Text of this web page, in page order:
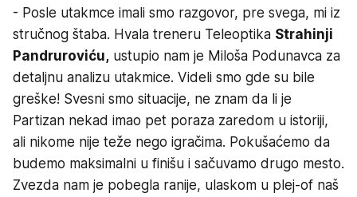
- Posle utakmce imali smo razgovor, pre svega, mi iz
stručnog štaba. Hvala treneru Teleoptika Strahinji
Pandruroviću, ustupio nam je Miloša Podunavca za
detaljnu analizu utakmice. Videli smo gde su bile
greške! Svesni smo situacije, ne znam da li je
Partizan nekad imao pet poraza zaredom u istoriji,
ali nikome nije teže nego igračima. Pokušaćemo da
budemo maksimalni u finišu i sačuvamo drugo mesto.
Zvezda nam je pobegla ranije, ulaskom u plej-of naš